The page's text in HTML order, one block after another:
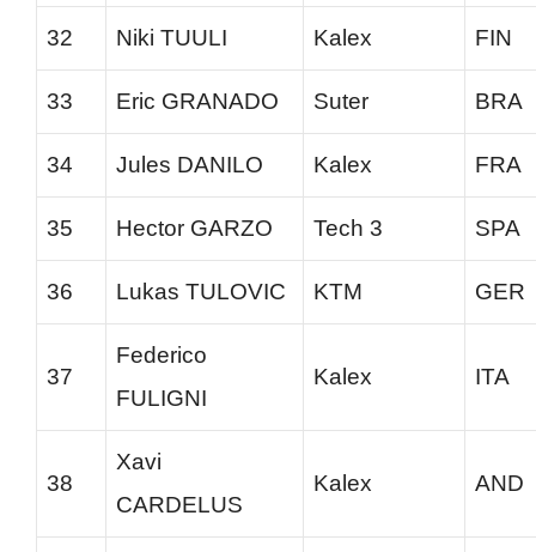
32 Niki TUULI Kalex FIN
33 Eric GRANADO Suter BRA
34 Jules DANILO Kalex FRA
35 Hector GARZO Tech 3 SPA
36 Lukas TULOVIC KTM GER
37
Federico
FULIGNI
Kalex ITA
38
Xavi
CARDELUS
Kalex AND